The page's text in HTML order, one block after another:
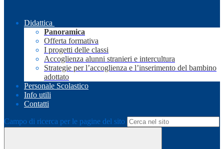
Didattica
Panoramica
Offerta formativa
I progetti delle classi
Accoglienza alunni stranieri e intercultura
Strategie per l’accoglienza e l’inserimento del bambino
adottato
Personale Scolastico
Info utili
Contatti
Campo di ricerca per le pagine del sito